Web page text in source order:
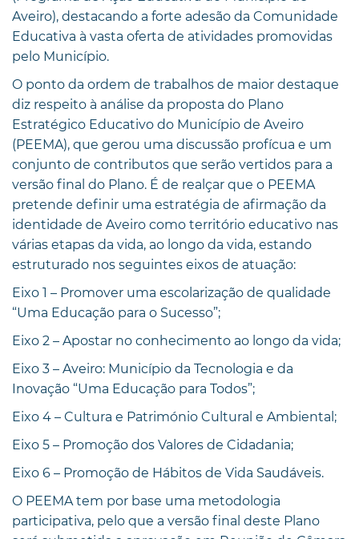
Aveiro), destacando a forte adesão da Comunidade
Educativa à vasta oferta de atividades promovidas
pelo Município.
O ponto da ordem de trabalhos de maior destaque
diz respeito à análise da proposta do Plano
Estratégico Educativo do Município de Aveiro
(PEEMA), que gerou uma discussão profícua e um
conjunto de contributos que serão vertidos para a
versão final do Plano. É de realçar que o PEEMA
pretende definir uma estratégia de afirmação da
identidade de Aveiro como território educativo nas
várias etapas da vida, ao longo da vida, estando
estruturado nos seguintes eixos de atuação:
Eixo 1 – Promover uma escolarização de qualidade
“Uma Educação para o Sucesso”;
Eixo 2 – Apostar no conhecimento ao longo da vida;
Eixo 3 – Aveiro: Município da Tecnologia e da
Inovação “Uma Educação para Todos”;
Eixo 4 – Cultura e Património Cultural e Ambiental;
Eixo 5 – Promoção dos Valores de Cidadania;
Eixo 6 – Promoção de Hábitos de Vida Saudáveis.
O PEEMA tem por base uma metodologia
participativa, pelo que a versão final deste Plano